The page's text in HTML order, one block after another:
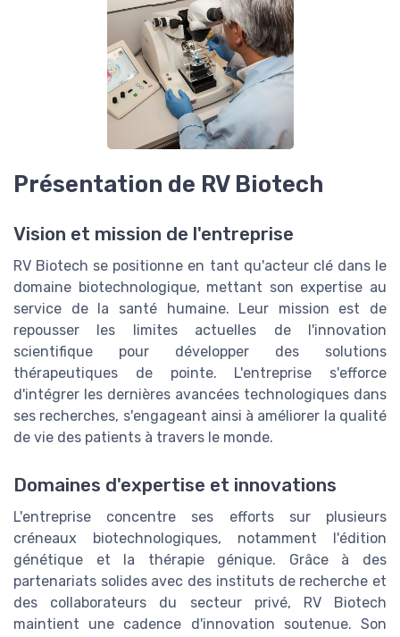
Présentation de RV Biotech
Vision et mission de l'entreprise
RV Biotech se positionne en tant qu'acteur clé dans le
domaine biotechnologique, mettant son expertise au
service de la santé humaine. Leur mission est de
repousser les limites actuelles de l'innovation
scientifique pour développer des solutions
thérapeutiques de pointe. L'entreprise s'efforce
d'intégrer les dernières avancées technologiques dans
ses recherches, s'engageant ainsi à améliorer la qualité
de vie des patients à travers le monde.
Domaines d'expertise et innovations
L'entreprise concentre ses efforts sur plusieurs
créneaux biotechnologiques, notamment l'édition
génétique et la thérapie génique. Grâce à des
partenariats solides avec des instituts de recherche et
des collaborateurs du secteur privé, RV Biotech
maintient une cadence d'innovation soutenue. Son